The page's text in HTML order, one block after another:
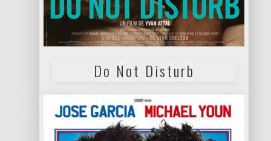
Do Not Disturb